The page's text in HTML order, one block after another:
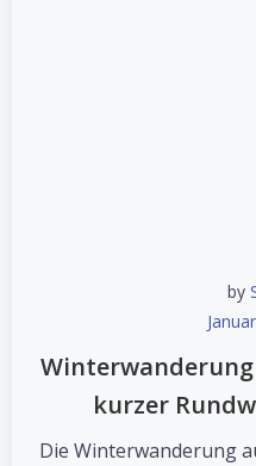
by
kurzer
Die Winterwanderung